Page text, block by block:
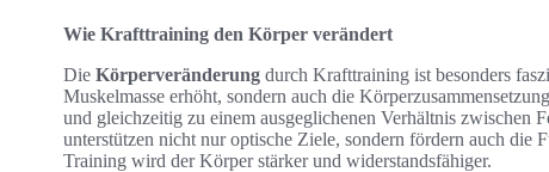
Wie Krafttraining den Körper verändert
Die Körperveränderung durch Krafttraining ist besonders
Muskelmasse erhöht, sondern auch die
und gleichzeitig zu einem ausgeglichenen Verhältnis zwischen
unterstützen nicht nur optische Ziele, sondern fördern auch
Training wird der Körper stärker und widerstandsfähiger.